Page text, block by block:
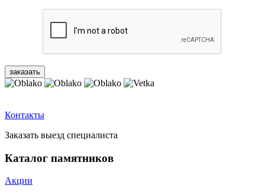
Контакты
Заказать выезд специалиста
Каталог памятников
Акции